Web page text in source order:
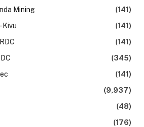
Mining
(141)
Kivu
(141)
(141)
(345)
(141)
(9,937)
(48)
(176)